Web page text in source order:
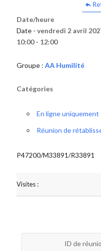
Date/heure
Date - vendredi 2 avril
10:00 - 12:00
Groupe : AA Humilité
Catégories
En ligne uniquement
Réunion de
P47200/M33891/R33891
Visites :
ID de